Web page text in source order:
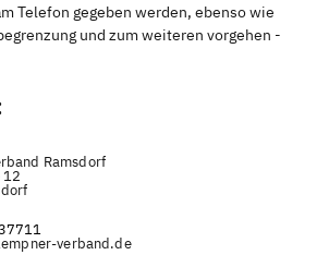
Telefon gegeben werden, ebenso wie
und zum weiteren vorgehen -
Ramsdorf
12